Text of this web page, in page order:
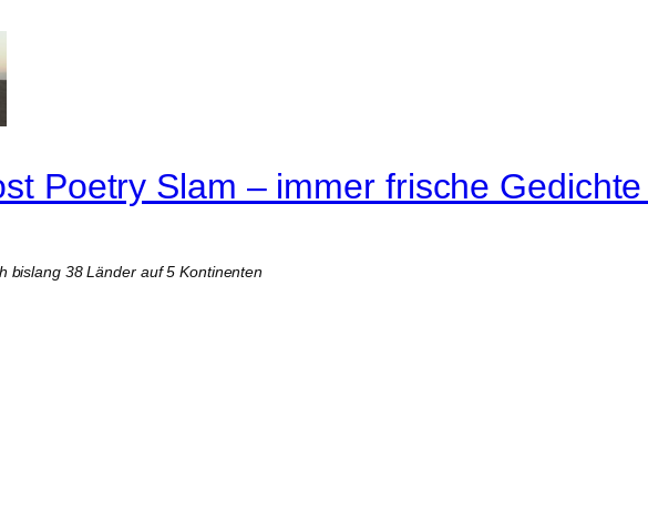
Poetry Slam – immer frische
bislang 38 Länder auf 5 Kontinenten